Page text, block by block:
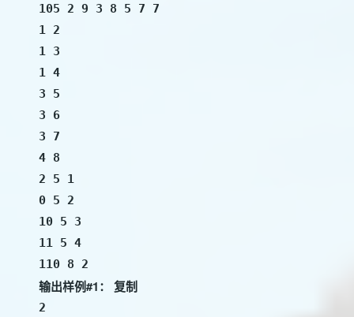
105 2 9 3 8 5 7 7
1 2
1 3
1 4
3 5
3 6
3 7
4 8
2 5 1
0 5 2
10 5 3
11 5 4
110 8 2
输出样例#1： 复制
2